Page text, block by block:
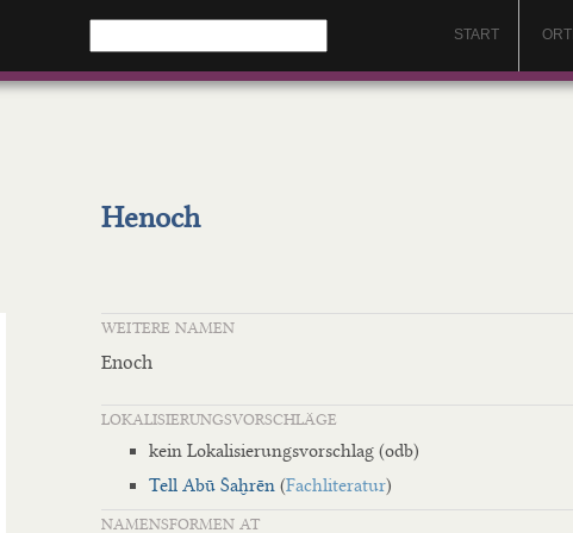
START
Henoch
WEITERE NAMEN
Enoch
LOKALISIERUNGSVORSCHLÄGE
kein Lokalisierungsvorschlag (odb)
Tell Abū Šaḫrēn (Fachliteratur)
NAMENSFORMEN AT